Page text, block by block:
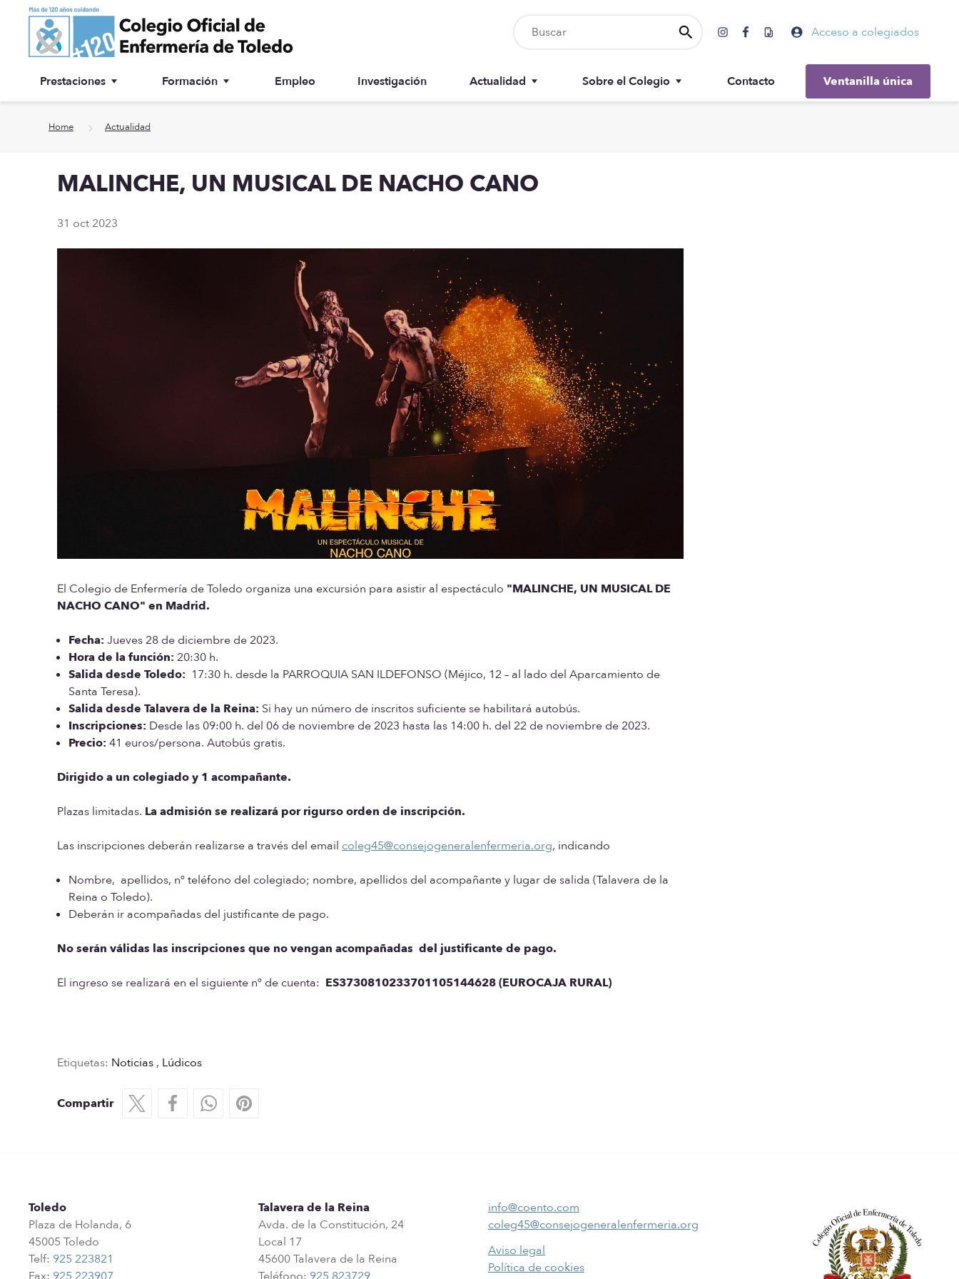
Ir a contenido principal Acceso a colegiados
Prestaciones
Asesoría jurídica
Especialidades
Otras prestaciones
Formación Empleo Investigación Actualidad
Recursos
Sobre el Colegio Contacto Ventanilla única
Home Actualidad
MALINCHE, UN MUSICAL DE NACHO CANO
31 oct 2023
El Colegio de Enfermería de Toledo organiza una excursión para asistir al espectáculo "MALINCHE, UN MUSICAL DE
NACHO CANO" en Madrid.
Fecha: Jueves 28 de diciembre de 2023.
Hora de la función: 20:30 h.
Salida desde Toledo: 17:30 h. desde la PARROQUIA SAN ILDEFONSO (Méjico, 12 – al lado del Aparcamiento de
Santa Teresa).
Salida desde Talavera de la Reina: Si hay un número de inscritos suficiente se habilitará autobús.
Inscripciones: Desde las 09:00 h. del 06 de noviembre de 2023 hasta las 14:00 h. del 22 de noviembre de 2023.
Precio: 41 euros/persona. Autobús gratis.
Dirigido a un colegiado y 1 acompañante.
Plazas limitadas. La admisión se realizará por rigurso orden de inscripción.
Las inscripciones deberán realizarse a través del email coleg45@consejogeneralenfermeria.org, indicando
Nombre, apellidos, nº teléfono del colegiado; nombre, apellidos del acompañante y lugar de salida (Talavera de la
Reina o Toledo).
Deberán ir acompañadas del justificante de pago.
No serán válidas las inscripciones que no vengan acompañadas del justificante de pago.
El ingreso se realizará en el siguiente nº de cuenta: ES3730810233701105144628 (EUROCAJA RURAL)
Etiquetas: Noticias , Lúdicos
Compartir
Toledo
Plaza de Holanda, 6
45005 Toledo
Telf: 925 223821
Talavera de la Reina
Avda. de la Constitución, 24
Local 17
45600 Talavera de la Reina
info@coento.com
coleg45@consejogeneralenfermeria.org
Aviso legal
Política de cookies